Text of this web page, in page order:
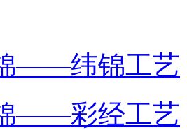
——纬锦工艺
——彩经工艺